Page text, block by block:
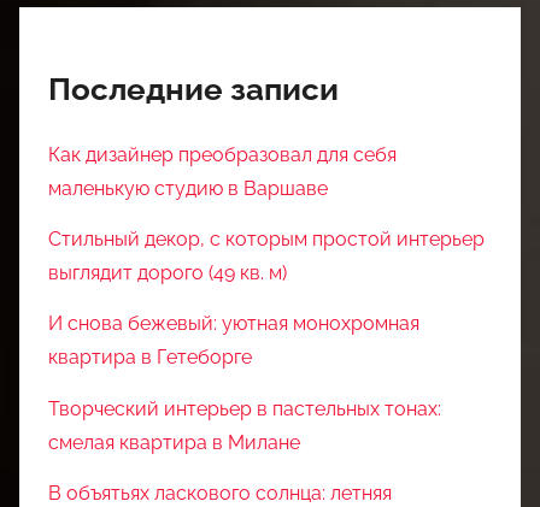
Последние записи
Как дизайнер преобразовал для себя
маленькую студию в Варшаве
Стильный декор, с которым простой интерьер
выглядит дорого (49 кв. м)
И снова бежевый: уютная монохромная
квартира в Гетеборге
Творческий интерьер в пастельных тонах:
смелая квартира в Милане
В объятьях ласкового солнца: летняя